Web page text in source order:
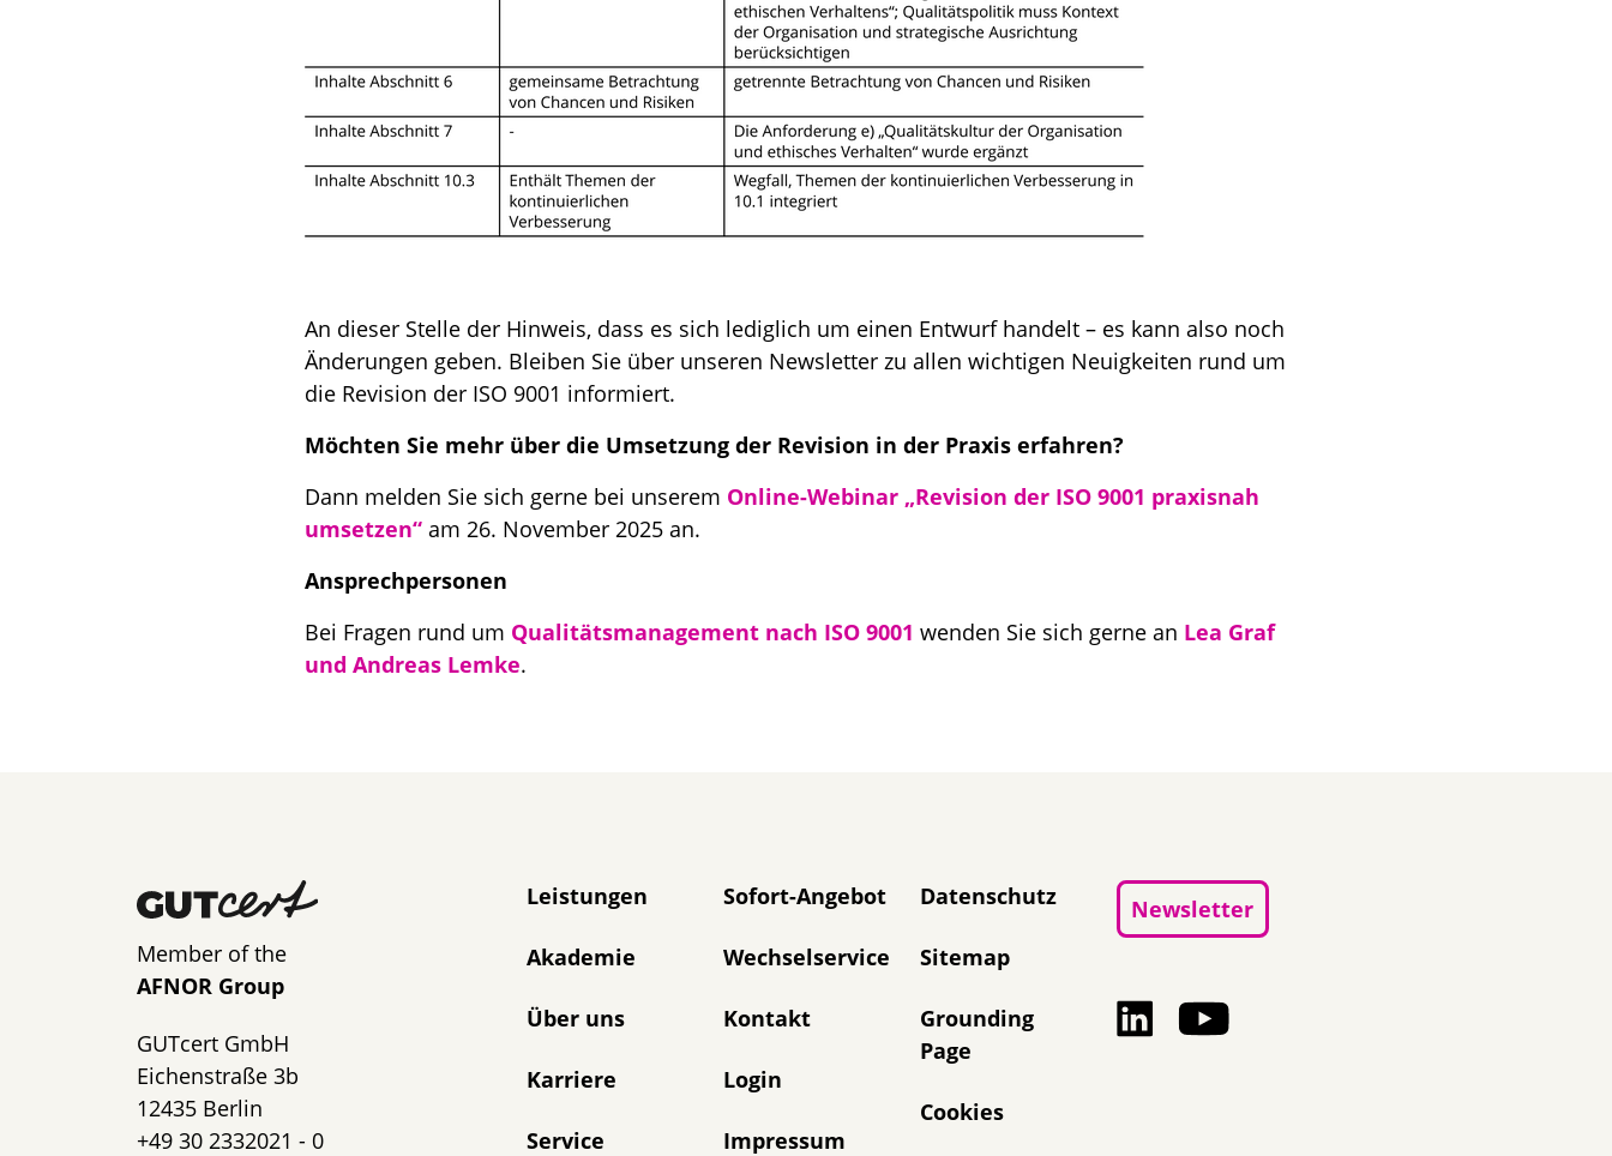
An dieser Stelle der Hinweis, dass es sich lediglich um einen Entwurf handelt – es kann also noch
Änderungen geben. Bleiben Sie über unseren Newsletter zu allen wichtigen Neuigkeiten rund um
die Revision der ISO 9001 informiert.
Möchten Sie mehr über die Umsetzung der Revision in der Praxis erfahren?
Dann melden Sie sich gerne bei unserem Online-Webinar „Revision der ISO 9001 praxisnah
umsetzen“am 26. November 2025 an.
Ansprechpersonen
Bei Fragen rund um Qualitätsmanagement nach ISO 9001 wenden Sie sich gerne an Lea Graf
und Andreas Lemke.
Member of the
AFNOR Group
GUTcert GmbH
Eichenstraße 3b
12435 Berlin
+49 30 2332021 - 0
Navigation überspringen
Leistungen
Akademie
Über uns
Karriere
Service
Sofort-Angebot
Wechselservice
Kontakt
Login
Impressum
Datenschutz
Sitemap
Grounding
Page
Cookies
Newsletter